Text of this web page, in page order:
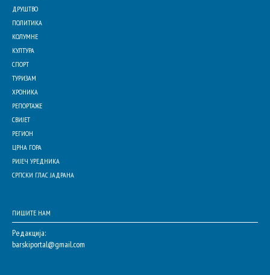
ДРУШТВО
ПОЛИТИКА
КОЛУМНЕ
КУЛТУРА
СПОРТ
ТУРИЗАМ
ХРОНИКА
РЕПОРТАЖЕ
СВИЈЕТ
РЕГИОН
ЦРНА ГОРА
РИЈЕЧ УРЕДНИКА
СРПСКИ ГЛАС ЈАДРАНА
ПИШИТЕ НАМ
Редакција:
barskiportal@gmail.com